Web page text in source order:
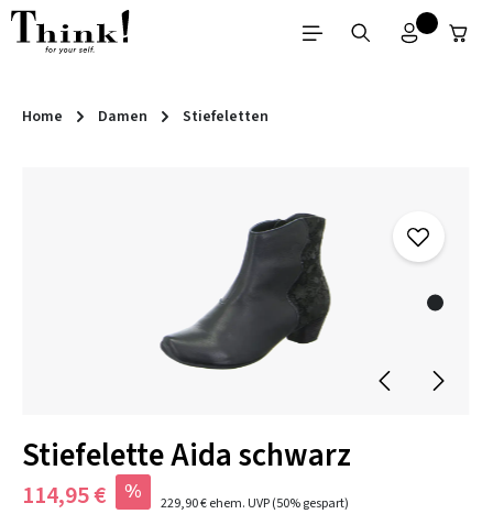
Zum Hauptinhalt springen
Home Damen Stiefeletten
Stiefelette Aida schwarz
114,95 € % 229,90 €ehem. UVP(50% gespart)